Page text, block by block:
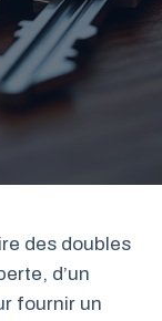
des doubles
d’un
fournir un